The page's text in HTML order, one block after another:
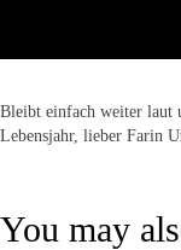
Bleibt einfach weiter laut
Lebensjahr, lieber Farin
You may